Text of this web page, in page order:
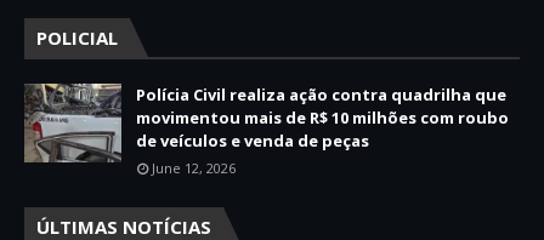
POLICIAL
Polícia Civil realiza ação contra quadrilha que
movimentou mais de R$ 10 milhões com roubo
de veículos e venda de peças
June 12, 2026
ÚLTIMAS NOTÍCIAS